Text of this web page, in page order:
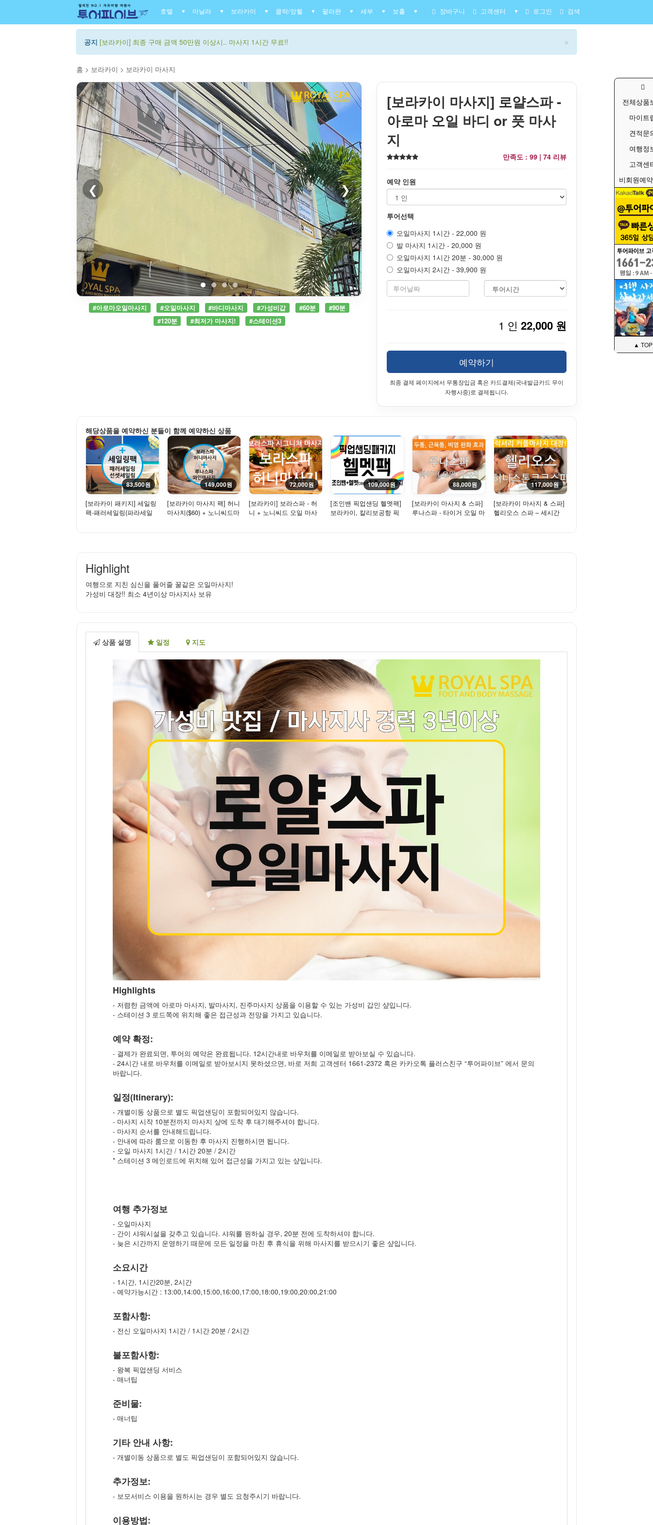
호텔 ▼ 마닐라 ▼ 보라카이 ▼ 클락/앙헬 ▼ 팔라완 ▼ 세부 ▼ 보홀 ▼ 장바구니 고객센터 ▼ 로그인 검색
×
공지 [보라카이] 최종 구매 금액 50만원 이상시.. 마사지 1시간 무료!!
홈 > 보라카이 > 보라카이 마사지
❮ ❯
#아로마오일마사지 #오일마사지 #바디마사지 #가성비갑 #60분
#90분
#120분
#최저가 마사지! #스테이션3
[보라카이 마사지] 로얄스파 -
아로마 오일 바디 or 풋 마사
지
만족도 : 99 | 74 리뷰
예약 인원
투어선택
오일마사지 1시간 - 22,000 원
발 마사지 1시간 - 20,000 원
오일마사지 1시간 20분 - 30,000 원
오일마사지 2시간 - 39,900 원
1 인 22,000 원
예약하기
최종 결제 페이지에서 무통장입금 혹은 카드결제(국내발급카드 무이
자행사중)로 결제됩니다.
해당상품을 예약하신 분들이 함께 예약하신 상품
83,500원
[보라카이 패키지] 세일링
팩-패러세일링(파라세일
149,000원
[보라카이 마사지 팩] 허니
마사지($60) + 노니씨드마
72,000원
[보라카이] 보라스파 - 허
니 + 노니씨드 오일 마사
109,000원
[조인밴 픽업샌딩 헬멧팩]
보라카이, 칼리보공항 픽
88,000원
[보라카이 마사지 & 스파]
루나스파 - 타이거 오일 마
117,000원
[보라카이 마사지 & 스파]
헬리오스 스파 – 세시간
Highlight
여행으로 지친 심신을 풀어줄 꿀같은 오일마사지!
가성비 대장!! 최소 4년이상 마사지사 보유
상품 설명 일정 지도
Highlights
- 저렴한 금액에 아로마 마사지, 발마사지, 진주마사지 상품을 이용할 수 있는 가성비 갑인 샾입니다.
- 스테이션 3 로드쪽에 위치해 좋은 접근성과 전망을 가지고 있습니다.
예약 확정:
- 결제가 완료되면, 투어의 예약은 완료됩니다. 12시간내로 바우처를 이메일로 받아보실 수 있습니다.
- 24시간 내로 바우처를 이메일로 받아보시지 못하셨으면, 바로 저희 고객센터 1661-2372 혹은 카카오톡 플러스친구 “투어파이브” 에서 문의
바랍니다.
일정(Itinerary):
- 개별이동 상품으로 별도 픽업샌딩이 포함되어있지 않습니다.
- 마사지 시작 10분전까지 마사지 샾에 도착 후 대기해주셔야 합니다.
- 마사지 순서를 안내해드립니다.
- 안내에 따라 룸으로 이동한 후 마사지 진행하시면 됩니다.
- 오일 마사지 1시간 / 1시간 20분 / 2시간
* 스테이션 3 메인로드에 위치해 있어 접근성을 가지고 있는 샾입니다.
여행 추가정보
- 오일마사지
- 간이 샤워시설을 갖추고 있습니다. 샤워를 원하실 경우, 20분 전에 도착하셔야 합니다.
- 늦은 시간까지 운영하기 때문에 모든 일정을 마친 후 휴식을 위해 마사지를 받으시기 좋은 샾입니다.
소요시간
- 1시간, 1시간20분, 2시간
- 예약가능시간 : 13:00,14:00,15:00,16:00,17:00,18:00,19:00,20:00,21:00
포함사항:
- 전신 오일마사지 1시간 / 1시간 20분 / 2시간
불포함사항:
- 왕복 픽업샌딩 서비스
- 매너팁
준비물:
- 매너팁
기타 안내 사항:
- 개별이동 상품으로 별도 픽업샌딩이 포함되어있지 않습니다.
추가정보:
- 보모서비스 이용을 원하시는 경우 별도 요청주시기 바랍니다.
이용방법:
전체상품
마이트
견적문
여행정
고객센
비회원예
▲ TOP